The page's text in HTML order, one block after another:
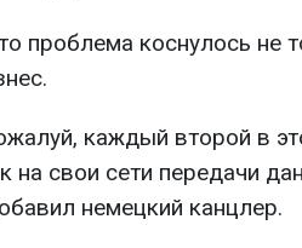
проблема коснулось не
каждый второй в
на свои сети передачи
немецкий канцлер.